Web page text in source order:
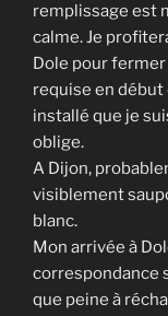
remplissage est
calme. Je
Dole pour fermer
requise en
installé que je
oblige.
A Dijon,
visiblement
blanc.
Mon arrivée à
correspondance
que peine à